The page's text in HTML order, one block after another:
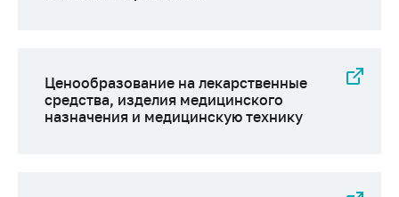
персональных
данных
Ценообразование на лекарственные
средства, изделия медицинского
назначения и медицинскую технику